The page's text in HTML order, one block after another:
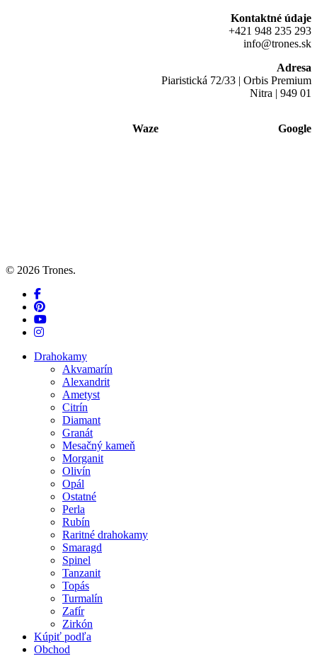
Kontaktné údaje
+421 948 235 293
info@trones.sk
Adresa
Piaristická 72/33 | Orbis Premium
Nitra | 949 01
Waze Google
© 2026 Trones.
facebook
pinterest
youtube
instagram
Close
Drahokamy
Akvamarín
Alexandrit
Ametyst
Citrín
Diamant
Granát
Mesačný kameň
Morganit
Olivín
Opál
Ostatné
Perla
Rubín
Raritné drahokamy
Smaragd
Spinel
Tanzanit
Topás
Turmalín
Zafír
Zirkón
Kúpiť podľa
Obchod